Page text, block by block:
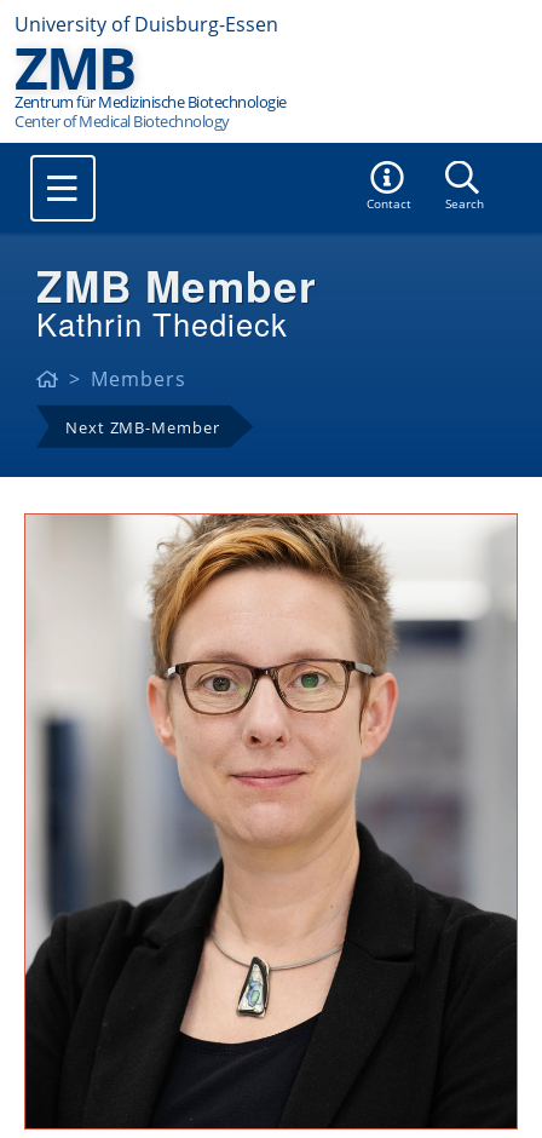
University of Duisburg-Essen
ZMB
Zentrum für Medizinische Biotechnologie
Contact Search
ZMB Member
Kathrin Thedieck
Members
Next ZMB-Member